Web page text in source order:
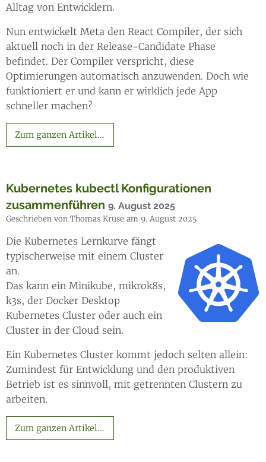
Alltag von Entwicklern.
Nun entwickelt Meta den React Compiler, der sich
aktuell noch in der Release-Candidate Phase
befindet. Der Compiler verspricht, diese
Optimierungen automatisch anzuwenden. Doch wie
funktioniert er und kann er wirklich jede App
schneller machen?
Zum ganzen Artikel...
Kubernetes kubectl Konfigurationen
zusammenführen 9. August 2025
Geschrieben von Thomas Kruse am 9. August 2025
Die Kubernetes Lernkurve fängt
typischerweise mit einem Cluster
an.
Das kann ein Minikube, mikrok8s,
k3s, der Docker Desktop
Kubernetes Cluster oder auch ein
Cluster in der Cloud sein.
Ein Kubernetes Cluster kommt jedoch selten allein:
Zumindest für Entwicklung und den produktiven
Betrieb ist es sinnvoll, mit getrennten Clustern zu
arbeiten.
Zum ganzen Artikel...